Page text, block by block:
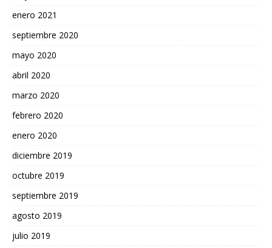
enero 2021
septiembre 2020
mayo 2020
abril 2020
marzo 2020
febrero 2020
enero 2020
diciembre 2019
octubre 2019
septiembre 2019
agosto 2019
julio 2019